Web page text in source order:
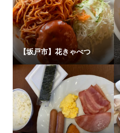
【坂戸市】花きゃべつ